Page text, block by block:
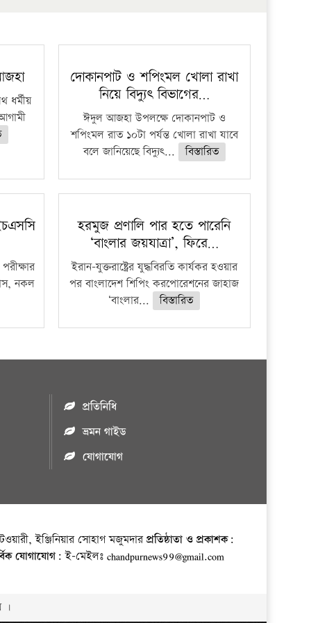
দোকানপাট ও শপিংমল খোলা রাখা
নিয়ে বিদ্যুৎ বিভাগের…
ঈদুল আজহা উপলক্ষে দোকানপাট ও
শপিংমল রাত ১০টা পর্যন্ত খোলা রাখা যাবে
বলে জানিয়েছে বিদ্যুৎ...
বিস্তারিত
নকল
হরমুজ প্রণালি পার হতে পারেনি
‘বাংলার জয়যাত্রা’, ফিরে…
ইরান-যুক্তরাষ্ট্রের যুদ্ধবিরতি কার্যকর হওয়ার
পর বাংলাদেশ শিপিং করপোরেশনের জাহাজ
‘বাংলার...
বিস্তারিত
প্রতিনিধি
ভ্রমন গাইড
যোগাযোগ
ইঞ্জিনিয়ার সোহাগ মজুমদারপ্রতিষ্ঠাতা ও প্রকাশক:
যোগাযোগ: ই-মেইলঃ chandpurnews99@gmail.com
।